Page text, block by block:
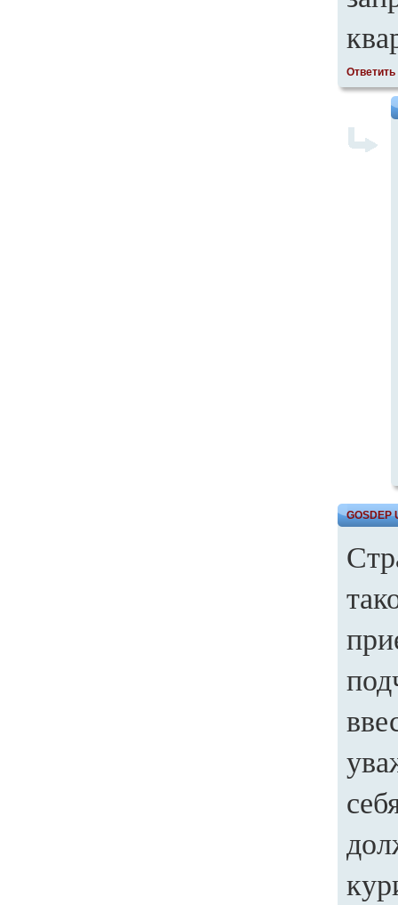
Ответить
GOSDEP